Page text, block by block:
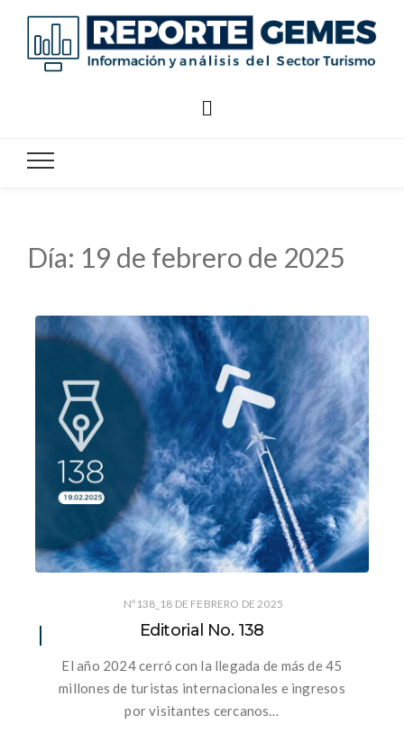
Día: 19 de febrero de 2025
Nº138_18 DE FEBRERO DE 2025
Editorial No. 138
El año 2024 cerró con la llegada de más de 45
millones de turistas internacionales e ingresos
por visitantes cercanos…